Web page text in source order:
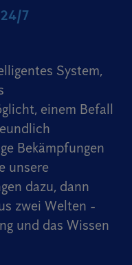
7
System,
einem Befall
Bekämpfungen
unsere
dazu, dann
zwei Welten -
und das Wissen